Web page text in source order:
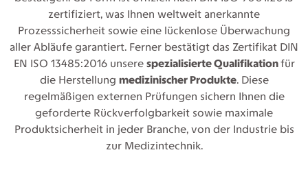
zertifiziert, was Ihnen weltweit anerkannte
Prozesssicherheit sowie eine lückenlose Überwachung
aller Abläufe garantiert. Ferner bestätigt das Zertifikat DIN
EN ISO 13485:2016 unsere spezialisierte Qualifikationfür
die Herstellung medizinischer Produkte. Diese
regelmäßigen externen Prüfungen sichern Ihnen die
geforderte Rückverfolgbarkeit sowie maximale
Produktsicherheit in jeder Branche, von der Industrie bis
zur Medizintechnik.